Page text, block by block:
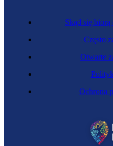
Skąd się
Często
Otwarte
Ochrona